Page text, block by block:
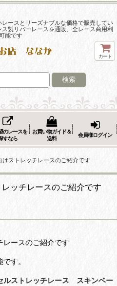
ースとリーズナブルな価格で販売してい
製リバーレースを通販、全レース商用利
能です
カート
検索
のレースを
すなら
お買い物ガイド＆
送料
会員様ログイン
けストレッチレースのご紹介です
ッチレースのご紹介です
レースのご紹介です
す。
ルストレッチレース スキンベー